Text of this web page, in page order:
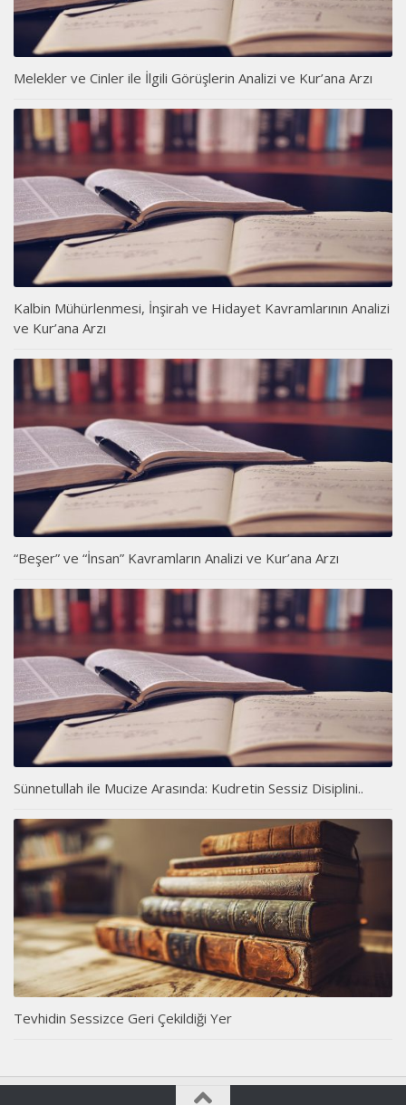
Melekler ve Cinler ile İlgili Görüşlerin Analizi ve Kur’ana Arzı
Kalbin Mühürlenmesi, İnşirah ve Hidayet Kavramlarının Analizi
ve Kur’ana Arzı
“Beşer” ve “İnsan” Kavramların Analizi ve Kur’ana Arzı
Sünnetullah ile Mucize Arasında: Kudretin Sessiz Disiplini..
Tevhidin Sessizce Geri Çekildiği Yer